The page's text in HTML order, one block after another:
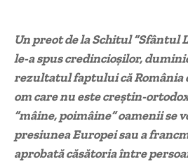
Un preot de la Schitul ”Sfântul
le-a spus credincioşilor,
rezultatul faptului că România
om care nu este creştin-
”mâine, poimâine” oamenii se
presiunea Europei sau a
aprobată căsătoria între